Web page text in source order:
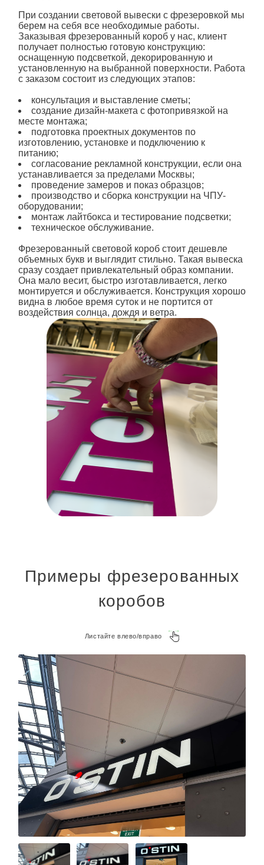
При создании световой вывески с фрезеровкой мы
берем на себя все необходимые работы.
Заказывая фрезерованный короб у нас, клиент
получает полностью готовую конструкцию:
оснащенную подсветкой, декорированную и
установленную на выбранной поверхности. Работа
с заказом состоит из следующих этапов:
консультация и выставление сметы;
создание дизайн-макета с фотопривязкой на
месте монтажа;
подготовка проектных документов по
изготовлению, установке и подключению к
питанию;
согласование рекламной конструкции, если она
устанавливается за пределами Москвы;
проведение замеров и показ образцов;
производство и сборка конструкции на ЧПУ-
оборудовании;
монтаж лайтбокса и тестирование подсветки;
техническое обслуживание.
Фрезерованный световой коробстоит дешевле
объемных букв и выглядит стильно. Такая вывеска
сразу создает привлекательный образ компании.
Она мало весит, быстро изготавливается, легко
монтируется и обслуживается. Конструкция хорошо
видна в любое время суток и не портится от
воздействия солнца, дождя и ветра.
Примеры фрезерованных
коробов
Листайте влево/вправо